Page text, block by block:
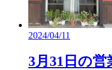
2024/04/11
3月31日の